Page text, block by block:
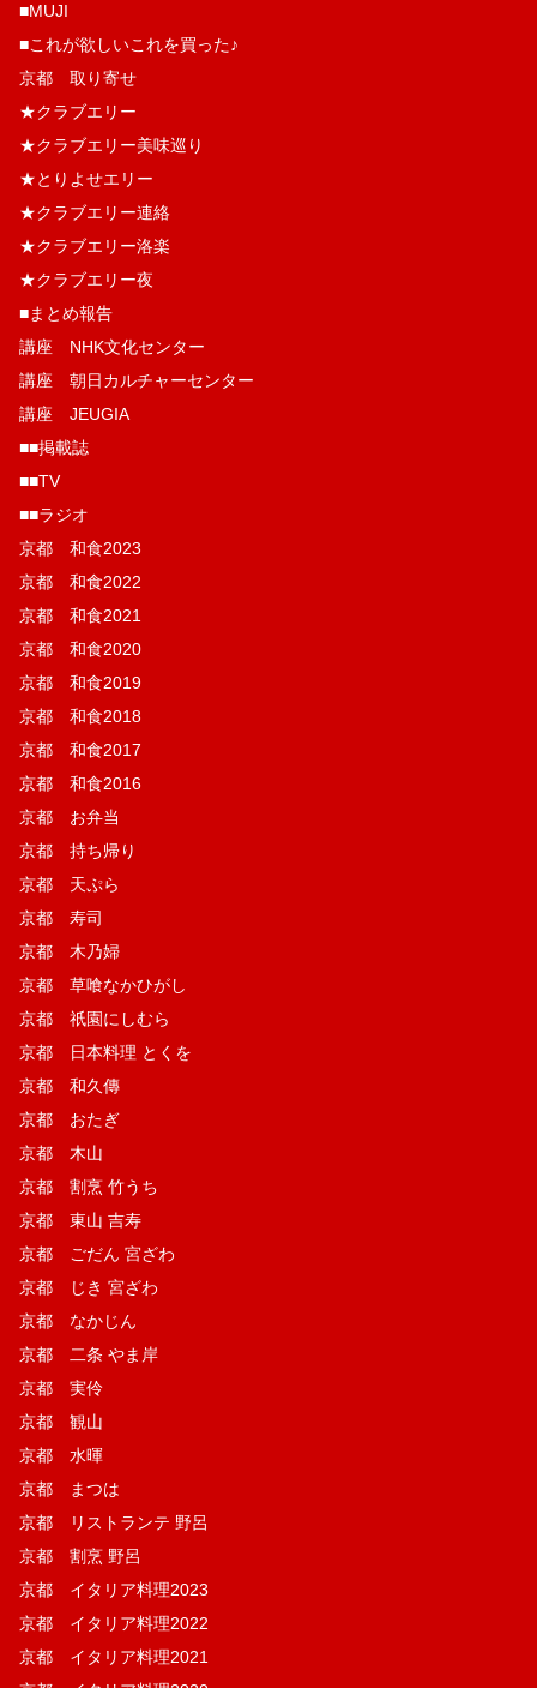
■MUJI
■これが欲しいこれを買った♪
京都 取り寄せ
★クラブエリー
★クラブエリー美味巡り
★とりよせエリー
★クラブエリー連絡
★クラブエリー洛楽
★クラブエリー夜
■まとめ報告
講座 NHK文化センター
講座 朝日カルチャーセンター
講座 JEUGIA
■■掲載誌
■■TV
■■ラジオ
京都 和食2023
京都 和食2022
京都 和食2021
京都 和食2020
京都 和食2019
京都 和食2018
京都 和食2017
京都 和食2016
京都 お弁当
京都 持ち帰り
京都 天ぷら
京都 寿司
京都 木乃婦
京都 草喰なかひがし
京都 祇園にしむら
京都 日本料理 とくを
京都 和久傳
京都 おたぎ
京都 木山
京都 割烹 竹うち
京都 東山 吉寿
京都 ごだん 宮ざわ
京都 じき 宮ざわ
京都 なかじん
京都 二条 やま岸
京都 実伶
京都 観山
京都 水暉
京都 まつは
京都 リストランテ 野呂
京都 割烹 野呂
京都 イタリア料理2023
京都 イタリア料理2022
京都 イタリア料理2021